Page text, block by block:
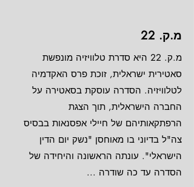
מ.ק. 22
מ.ק. 22 היא סדרת טלוויזיה מונפשת
סאטירית ישראלית, זוכת פרס האקדמיה
לטלוויזיה. הסדרה עוסקת בסאטירה על
החברה הישראלית, תוך הצגת
הרפתקאותיהם של חיילי אפסנאות בבסיס
צה"ל בדיוני בו מאוחסן "נשק יום הדין
הישראלי". עונתה הראשונה והיחידה של
הסדרה עד כה שודרה ...